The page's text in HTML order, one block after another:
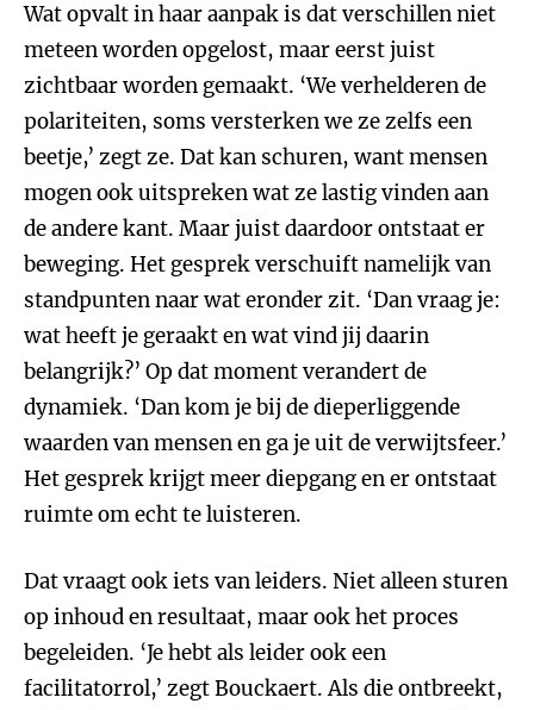
Wat opvalt in haar aanpak is dat verschillen niet
meteen worden opgelost, maar eerst juist
zichtbaar worden gemaakt. ‘We verhelderen de
polariteiten, soms versterken we ze zelfs een
beetje,’ zegt ze. Dat kan schuren, want mensen
mogen ook uitspreken wat ze lastig vinden aan
de andere kant. Maar juist daardoor ontstaat er
beweging. Het gesprek verschuift namelijk van
standpunten naar wat eronder zit. ‘Dan vraag je:
wat heeft je geraakt en wat vind jij daarin
belangrijk?’ Op dat moment verandert de
dynamiek. ‘Dan kom je bij de dieperliggende
waarden van mensen en ga je uit de verwijtsfeer.’
Het gesprek krijgt meer diepgang en er ontstaat
ruimte om echt te luisteren.
Dat vraagt ook iets van leiders. Niet alleen sturen
op inhoud en resultaat, maar ook het proces
begeleiden. ‘Je hebt als leider ook een
facilitatorrol,’ zegt Bouckaert. Als die ontbreekt,